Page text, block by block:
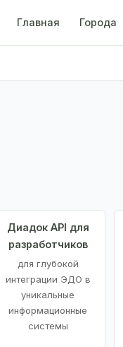
Главная Города
Диадок API для
разработчиков
для глубокой
интеграции ЭДО в
уникальные
информационные
системы